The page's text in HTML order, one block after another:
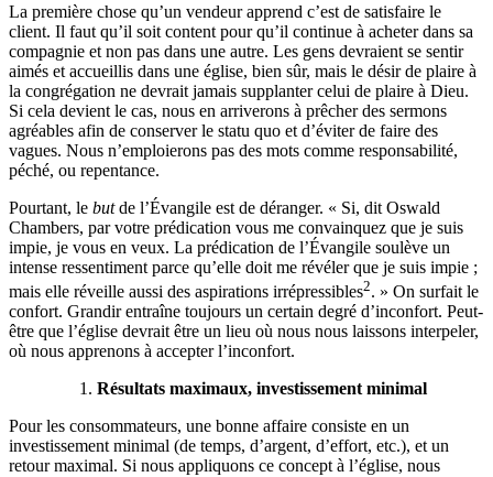
La première chose qu’un vendeur apprend c’est de satisfaire le
client. Il faut qu’il soit content pour qu’il continue à acheter dans sa
compagnie et non pas dans une autre. Les gens devraient se sentir
aimés et accueillis dans une église, bien sûr, mais le désir de plaire à
la congrégation ne devrait jamais supplanter celui de plaire à Dieu.
Si cela devient le cas, nous en arriverons à prêcher des sermons
agréables afin de conserver le statu quo et d’éviter de faire des
vagues. Nous n’emploierons pas des mots comme responsabilité,
péché, ou repentance.
Pourtant, le butde l’Évangile est de déranger. « Si, dit Oswald
Chambers, par votre prédication vous me convainquez que je suis
impie, je vous en veux. La prédication de l’Évangile soulève un
intense ressentiment parce qu’elle doit me révéler que je suis impie ;
mais elle réveille aussi des aspirations irrépressibles2. » On surfait le
confort. Grandir entraîne toujours un certain degré d’inconfort. Peut-
être que l’église devrait être un lieu où nous nous laissons interpeler,
où nous apprenons à accepter l’inconfort.
Résultats maximaux, investissement minimal
Pour les consommateurs, une bonne affaire consiste en un
investissement minimal (de temps, d’argent, d’effort, etc.), et un
retour maximal. Si nous appliquons ce concept à l’église, nous